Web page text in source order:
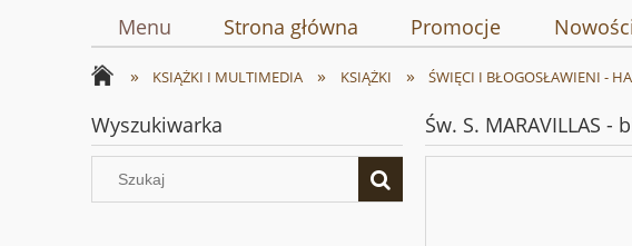
Menu Strona główna Promocje Nowości
» KSIĄŻKI I MULTIMEDIA » KSIĄŻKI » ŚWIĘCI I BŁOGOSŁAWIENI -
Wyszukiwarka Św. S. MARAVILLAS -